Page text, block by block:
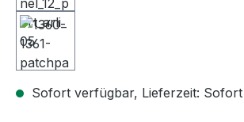
Sofort verfügbar, Lieferzeit: